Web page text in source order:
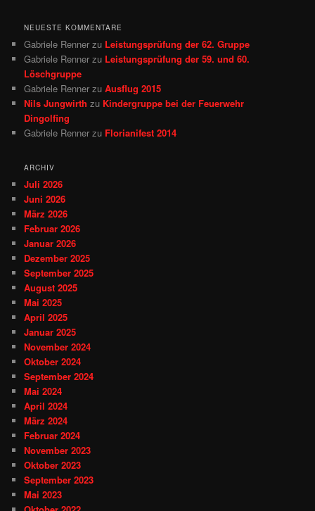
NEUESTE KOMMENTARE
Gabriele Renner zu Leistungsprüfung der 62. Gruppe
Gabriele Renner zu Leistungsprüfung der 59. und 60.
Löschgruppe
Gabriele Renner zuAusflug 2015
Nils Jungwirth zu Kindergruppe bei der Feuerwehr
Dingolfing
Gabriele Renner zu Florianifest 2014
ARCHIV
Juli 2026
Juni 2026
März 2026
Februar 2026
Januar 2026
Dezember 2025
September 2025
August 2025
Mai 2025
April 2025
Januar 2025
November 2024
Oktober 2024
September 2024
Mai 2024
April 2024
März 2024
Februar 2024
November 2023
Oktober 2023
September 2023
Mai 2023